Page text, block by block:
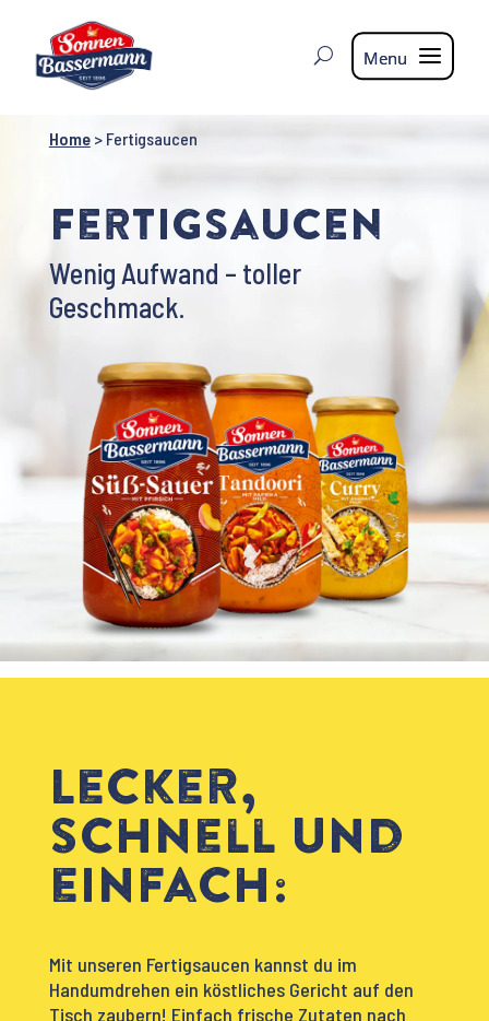
Home> Fertigsaucen
Fertigsaucen
Wenig Aufwand – toller
Geschmack.
Lecker,
schnell und
einfach:
Mit unseren Fertigsaucen kannst du im
Handumdrehen ein köstliches Gericht auf den
Tisch zaubern! Einfach frische Zutaten nach